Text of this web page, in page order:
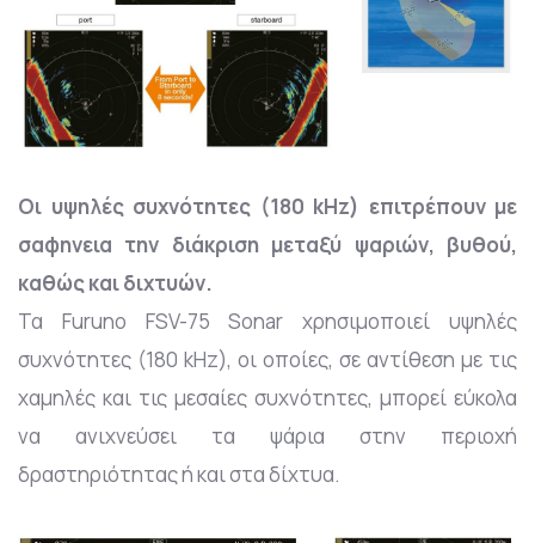
Οι υψηλές συχνότητες (180 kHz) επιτρέπουν με
σαφηνεια την διάκριση μεταξύ ψαριών, βυθού,
καθώς και διχτυών.
Τα Furuno FSV-75 Sonar χρησιμοποιεί υψηλές
συχνότητες (180 kHz), οι οποίες, σε αντίθεση με τις
χαμηλές και τις μεσαίες συχνότητες, μπορεί εύκολα
να ανιχνεύσει τα ψάρια στην περιοχή
δραστηριότητας ή και στα δίχτυα.